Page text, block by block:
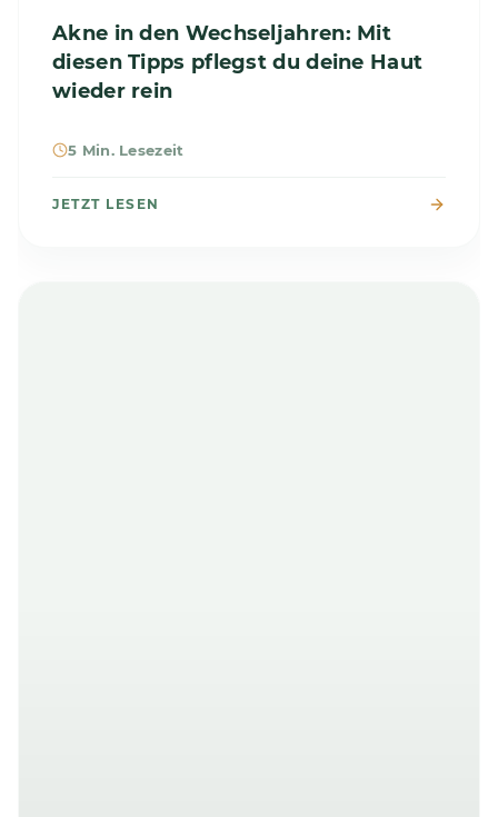
Akne in den Wechseljahren: Mit
diesen Tipps pflegst du deine Haut
wieder rein
5 Min. Lesezeit
JETZT LESEN